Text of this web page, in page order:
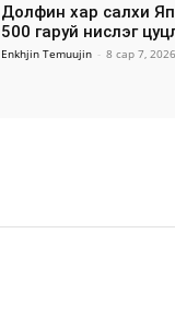
Долфин хар салхи
500 гаруй нислэг
Enkhjin Temuujin - 8 сар 7, 2026